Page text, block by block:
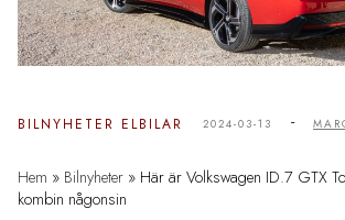
BILNYHETER ELBILAR 2024-03-13 -
Hem » Bilnyheter » Här är Volkswagen ID.7 GTX
kombin någonsin